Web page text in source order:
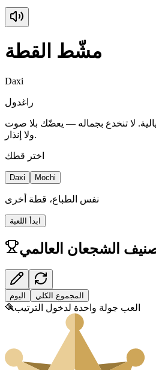
مشّط القطة
Daxi
راغدول
لا تنخدع بجماله — يعضّك بلا صوت
ولا إنذار.
اختر قطك
Daxi Mochi
نفس الطباع، قطة أخرى
ابدأ اللعبة
الشجعان العالمي
اليوم المجموع الكلي
🪮العب جولة واحدة لدخول الترتيب